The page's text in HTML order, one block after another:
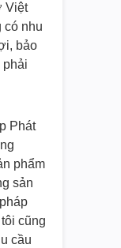
Việt
có nhu
bảo
Phát
phẩm
sản
cũng
cầu